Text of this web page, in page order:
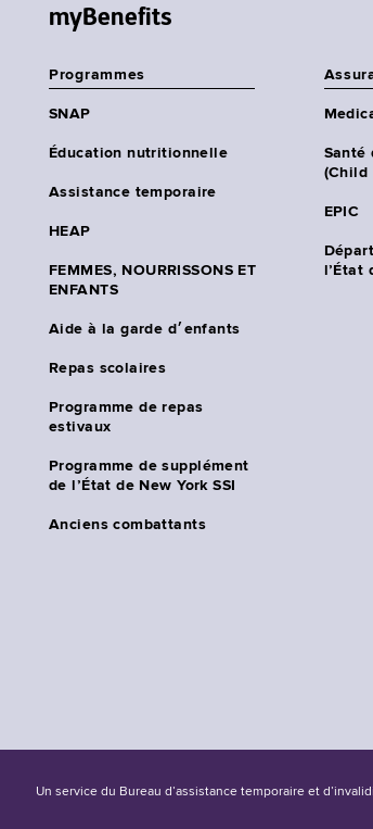
myBenefits
Programmes
SNAP
Éducation nutritionnelle
Assistance temporaire
HEAP
FEMMES, NOURRISSONS ET
ENFANTS
Aide à la garde d׳enfants
Repas scolaires
Programme de repas
estivaux
Programme de supplément
de l’État de New York SSI
Anciens combattants
Santé
(Child
EPIC
l’État
Un service du Bureau d’assistance temporaire et